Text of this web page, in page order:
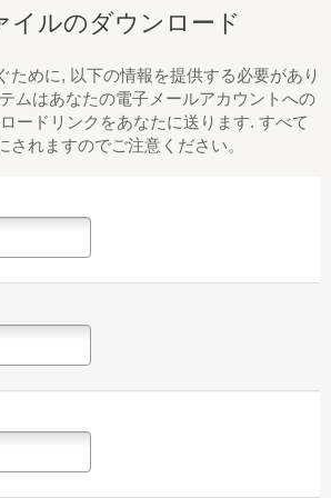
イルのダウンロード
ために, 以下の情報を提供する必要があり
ムはあなたの電子メールアカウントへの
ードリンクをあなたに送ります. すべて
されますのでご注意ください。